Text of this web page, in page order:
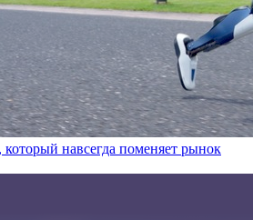
навсегда поменяет рынок